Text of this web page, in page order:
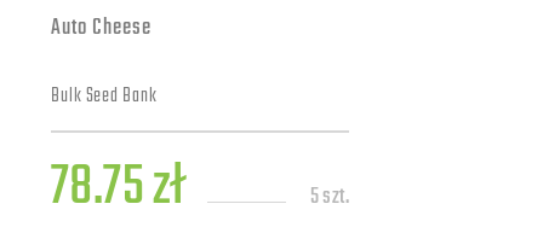
Auto Cheese
Bulk Seed Bank
78.75 zł 5 szt.